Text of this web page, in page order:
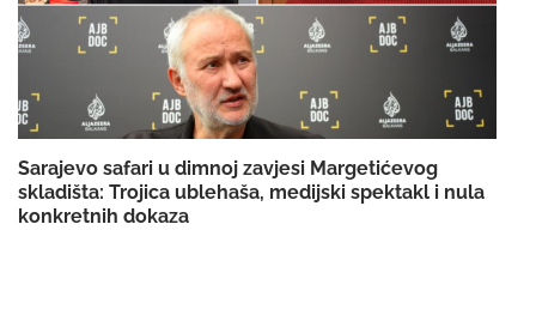
Sarajevo safari u dimnoj zavjesi Margetićevog
skladišta: Trojica ublehaša, medijski spektakl i nula
konkretnih dokaza